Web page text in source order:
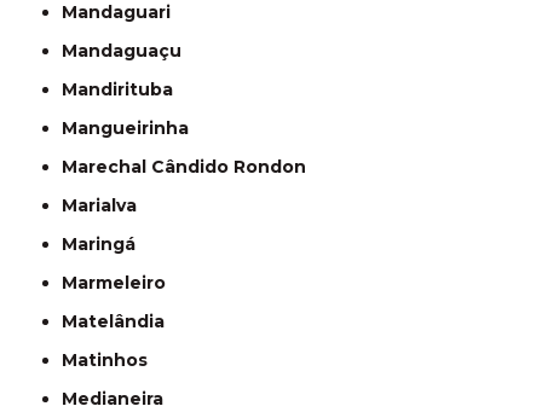
Mandaguari
Mandaguaçu
Mandirituba
Mangueirinha
Marechal Cândido Rondon
Marialva
Maringá
Marmeleiro
Matelândia
Matinhos
Medianeira